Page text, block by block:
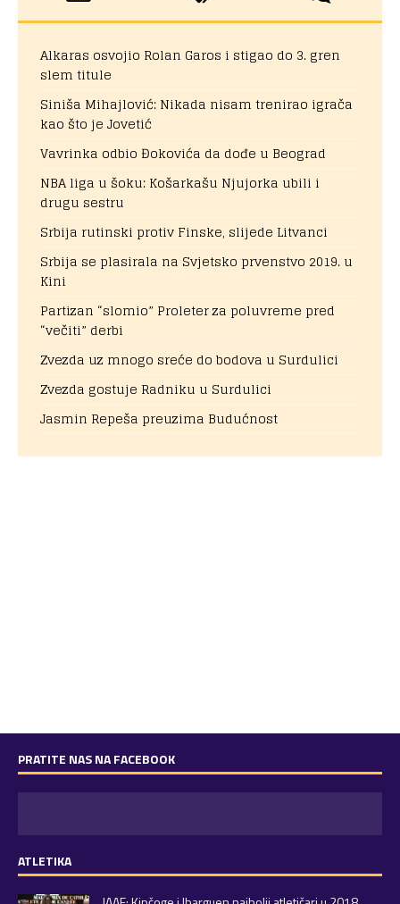
Alkaras osvojio Rolan Garos i stigao do 3. gren
slem titule
Siniša Mihajlović: Nikada nisam trenirao igrača
kao što je Jovetić
Vavrinka odbio Đokovića da dođe u Beograd
NBA liga u šoku: Košarkašu Njujorka ubili i
drugu sestru
Srbija rutinski protiv Finske, slijede Litvanci
Srbija se plasirala na Svjetsko prvenstvo 2019. u
Kini
Partizan “slomio” Proleter za poluvreme pred
“večiti” derbi
Zvezda uz mnogo sreće do bodova u Surdulici
Zvezda gostuje Radniku u Surdulici
Jasmin Repeša preuzima Budućnost
PRATITE NAS NA FACEBOOK
ATLETIKA